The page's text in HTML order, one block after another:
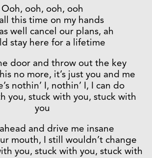
Ooh, ooh, ooh, ooh
this time on my hands
well cancel our plans, ah
stay here for a lifetime
door and throw out the key
no more, it’s just you and me
nothin’ I, nothin’ I, I can do
you, stuck with you, stuck with
you
and drive me insane
mouth, I still wouldn’t change
you, stuck with you, stuck with